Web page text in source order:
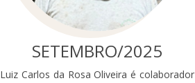
SETEMBRO/2025
Luiz Carlos da Rosa Oliveira é colaborador